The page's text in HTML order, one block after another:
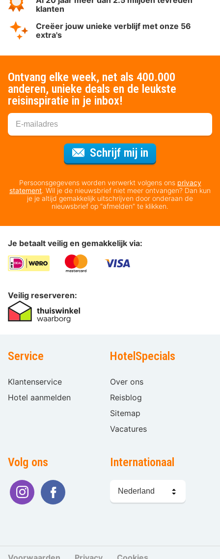
klanten
Creëer jouw unieke verblijf met onze 56
extra's
Ontvang elke week, net als 400.000
anderen, unieke deals en de leukste
reisinspiratie in je inbox!
Schrijf mij in
Persoonsgegevens worden verwerkt volgens ons privacy
statement. Wil je de nieuwsbrief niet meer ontvangen? Dan kun
je je altijd gemakkelijk uitschrijven door onderaan de
nieuwsbrief op “afmelden” te klikken.
Je betaalt veilig en gemakkelijk via:
Veilig reserveren:
Service
Klantenservice
Hotel aanmelden
HotelSpecials
Over ons
Reisblog
Sitemap
Vacatures
Volg ons Internationaal
kiezen